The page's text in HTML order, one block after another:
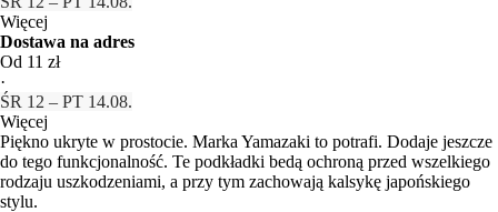
Więcej
Dostawa na adres
Od 11 zł
·
ŚR 12 – PT 14.08.
Więcej
Piękno ukryte w prostocie. Marka Yamazaki to potrafi. Dodaje jeszcze
do tego funkcjonalność. Te podkładki bedą ochroną przed wszelkiego
rodzaju uszkodzeniami, a przy tym zachowają kalsykę japońskiego
stylu.